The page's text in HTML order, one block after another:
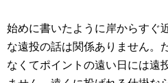
始めに書いたように岸からすぐ
な遠投の話は関係ありません。
なくてポイントの遠い日には遠